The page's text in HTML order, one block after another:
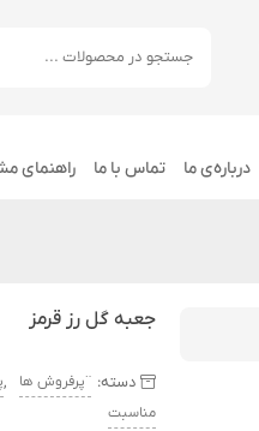
درباره‌ی ما تماس با ما راهنمای
جعبه گل رز قرمز
دسته: ¨پرفروش ها ,
مناسبت